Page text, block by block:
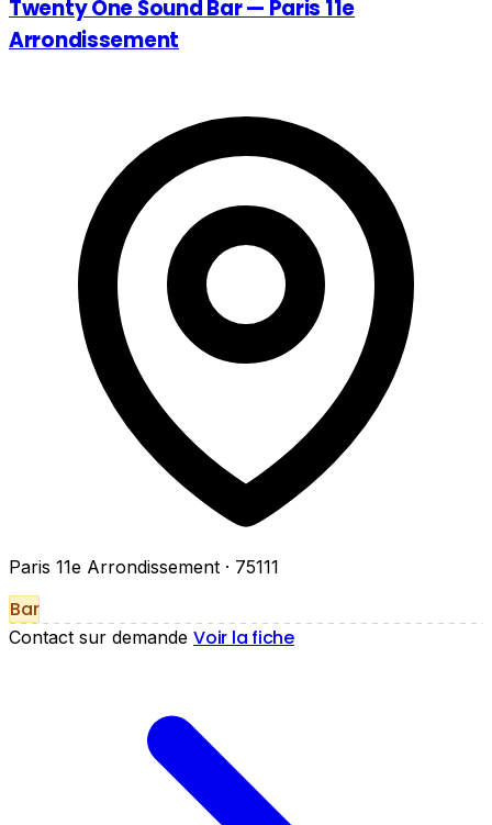
Twenty One Sound Bar — Paris 11e
Arrondissement
Paris 11e Arrondissement · 75111
Bar
Contact sur demande Voir la fiche